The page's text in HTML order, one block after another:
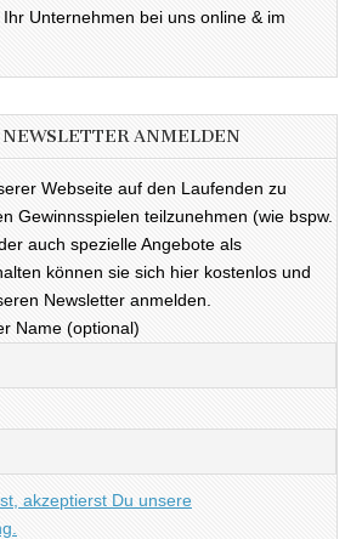
Unternehmen bei uns online & im
ANMELDEN
Webseite auf den Laufenden zu
Gewinnsspielen teilzunehmen (wie bspw.
auch spezielle Angebote als
können sie sich hier kostenlos und
Newsletter anmelden.
Name (optional)
akzeptierst Du unsere